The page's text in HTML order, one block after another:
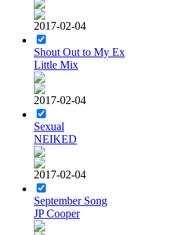
2017-02-04
Shout Out to My Ex
Little Mix
2017-02-04
Sexual
NEIKED
2017-02-04
September Song
JP Cooper